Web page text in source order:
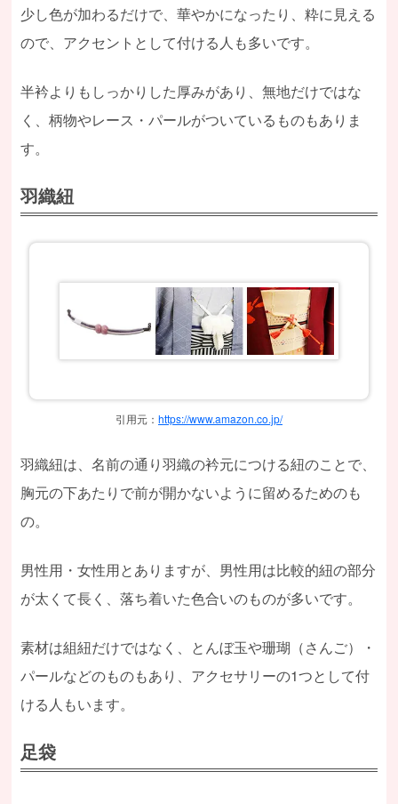
少し色が加わるだけで、華やかになったり、粋に見える
ので、アクセントとして付ける人も多いです。
半衿よりもしっかりした厚みがあり、無地だけではな
く、柄物やレース・パールがついているものもありま
す。
羽織紐
引用元： https://www.amazon.co.jp/
羽織紐は、名前の通り羽織の衿元につける紐のことで、
胸元の下あたりで前が開かないように留めるためのも
の。
男性用・女性用とありますが、男性用は比較的紐の部分
が太くて長く、落ち着いた色合いのものが多いです。
素材は組紐だけではなく、とんぼ玉や珊瑚（さんご）・
パールなどのものもあり、アクセサリーの1つとして付
ける人もいます。
足袋